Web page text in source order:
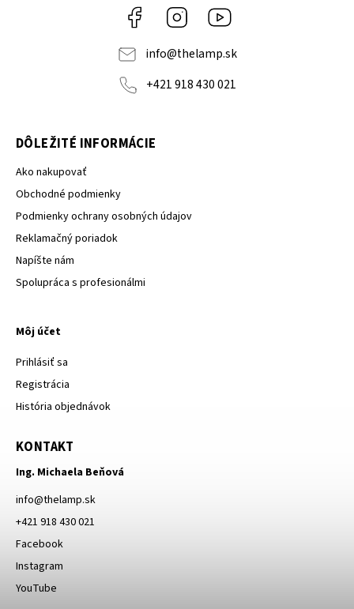
Facebook Instagram
info@thelamp.sk
+421 918 430 021
DÔLEŽITÉ INFORMÁCIE
Ako nakupovať
Obchodné podmienky
Podmienky ochrany osobných údajov
Reklamačný poriadok
Napíšte nám
Spolupráca s profesionálmi
Môj účet
Prihlásiť sa
Registrácia
História objednávok
KONTAKT
Ing. Michaela Beňová
info@thelamp.sk
+421 918 430 021
Facebook
Instagram
YouTube